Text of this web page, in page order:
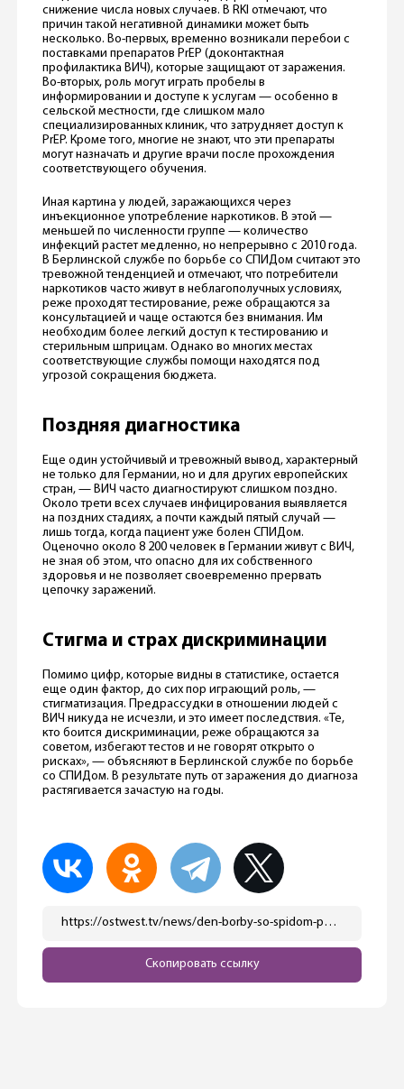
снижение числа новых случаев. В RKI отмечают, что
причин такой негативной динамики может быть
несколько. Во-первых, временно возникали перебои с
поставками препаратов PrEP (доконтактная
профилактика ВИЧ), которые защищают от заражения.
Во-вторых, роль могут играть пробелы в
информировании и доступе к услугам — особенно в
сельской местности, где слишком мало
специализированных клиник, что затрудняет доступ к
PrEP. Кроме того, многие не знают, что эти препараты
могут назначать и другие врачи после прохождения
соответствующего обучения.
Иная картина у людей, заражающихся через
инъекционное употребление наркотиков. В этой —
меньшей по численности группе — количество
инфекций растет медленно, но непрерывно с 2010 года.
В Берлинской службе по борьбе со СПИДом считают это
тревожной тенденцией и отмечают, что потребители
наркотиков часто живут в неблагополучных условиях,
реже проходят тестирование, реже обращаются за
консультацией и чаще остаются без внимания. Им
необходим более легкий доступ к тестированию и
стерильным шприцам. Однако во многих местах
соответствующие службы помощи находятся под
угрозой сокращения бюджета.
Поздняя диагностика
Еще один устойчивый и тревожный вывод, характерный
не только для Германии, но и для других европейских
стран, — ВИЧ часто диагностируют слишком поздно.
Около трети всех случаев инфицирования выявляется
на поздних стадиях, а почти каждый пятый случай —
лишь тогда, когда пациент уже болен СПИДом.
Оценочно около 8 200 человек в Германии живут с ВИЧ,
не зная об этом, что опасно для их собственного
здоровья и не позволяет своевременно прервать
цепочку заражений.
Стигма и страх дискриминации
Помимо цифр, которые видны в статистике, остается
еще один фактор, до сих пор играющий роль, —
стигматизация. Предрассудки в отношении людей с
ВИЧ никуда не исчезли, и это имеет последствия. «Те,
кто боится дискриминации, реже обращаются за
советом, избегают тестов и не говорят открыто о
рисках», — объясняют в Берлинской службе по борьбе
со СПИДом. В результате путь от заражения до диагноза
растягивается зачастую на годы.
https://ostwest.tv/news/den-borby-so-spidom-pochemu-v-germanii-snova-rastet-chislo-vich-inficirovannyh/
Скопировать ссылку